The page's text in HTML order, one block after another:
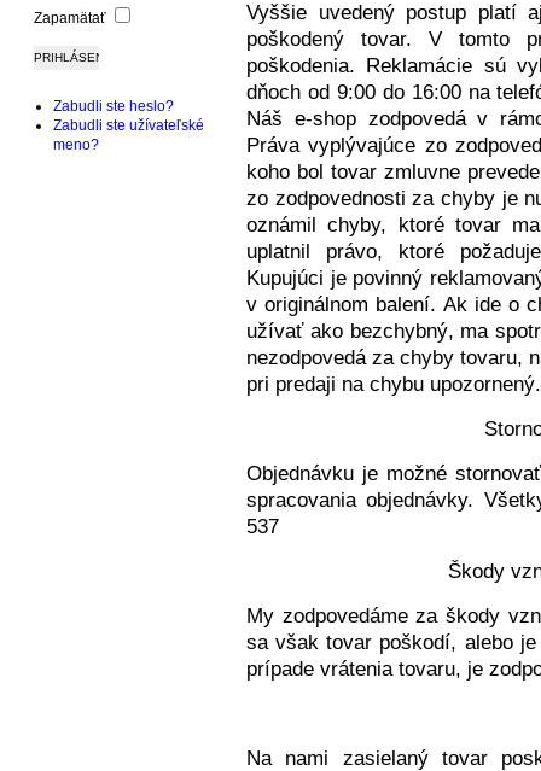
Zapamätať
Zabudli ste heslo?
Zabudli ste užívateľské
meno?
Vyššie uvedený postup platí
poškodený tovar. V tomto
poškodenia. Reklamácie sú
dňoch od 9:00 do 16:00 na
Náš e-shop zodpovedá v
Práva vyplývajúce zo
koho bol tovar zmluvne
zo zodpovednosti za chyby je
oznámil chyby, ktoré tovar
uplatnil právo, ktoré
Kupujúci je povinný
v originálnom balení. Ak ide o
užívať ako bezchybný, ma
nezodpovedá za chyby tovaru,
pri predaji na chybu upozornený.
Objednávku je možné
spracovania objednávky.
537
Škody
My zodpovedáme za škody
sa však tovar poškodí, alebo
prípade vrátenia tovaru, je
Na nami zasielaný tovar